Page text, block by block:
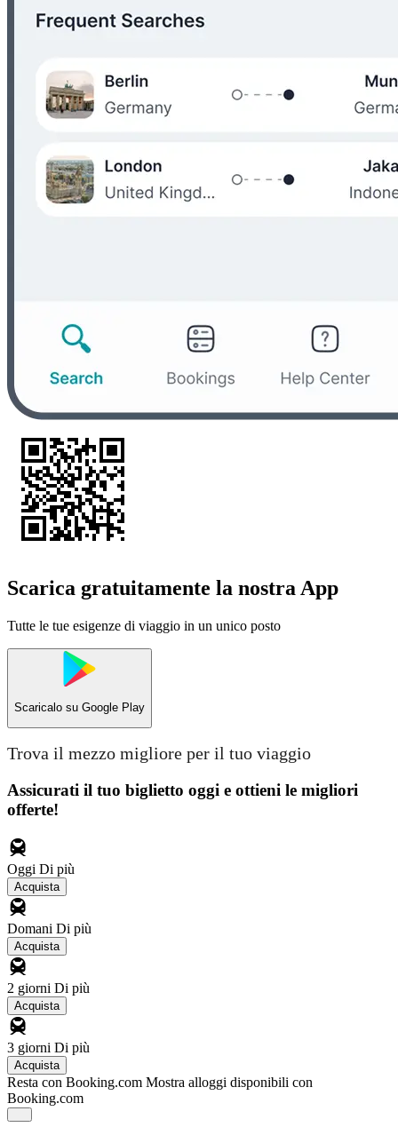
Scarica gratuitamente la nostra App
Tutte le tue esigenze di viaggio in un unico posto
Scaricalo su Google Play
Trova il mezzo migliore per il tuo viaggio
Assicurati il ​​tuo biglietto oggi e ottieni le migliori
offerte!
Oggi Di più
Acquista
Domani Di più
Acquista
2 giorni Di più
Acquista
3 giorni Di più
Acquista
Resta con Booking.com Mostra alloggi disponibili con
Booking.com